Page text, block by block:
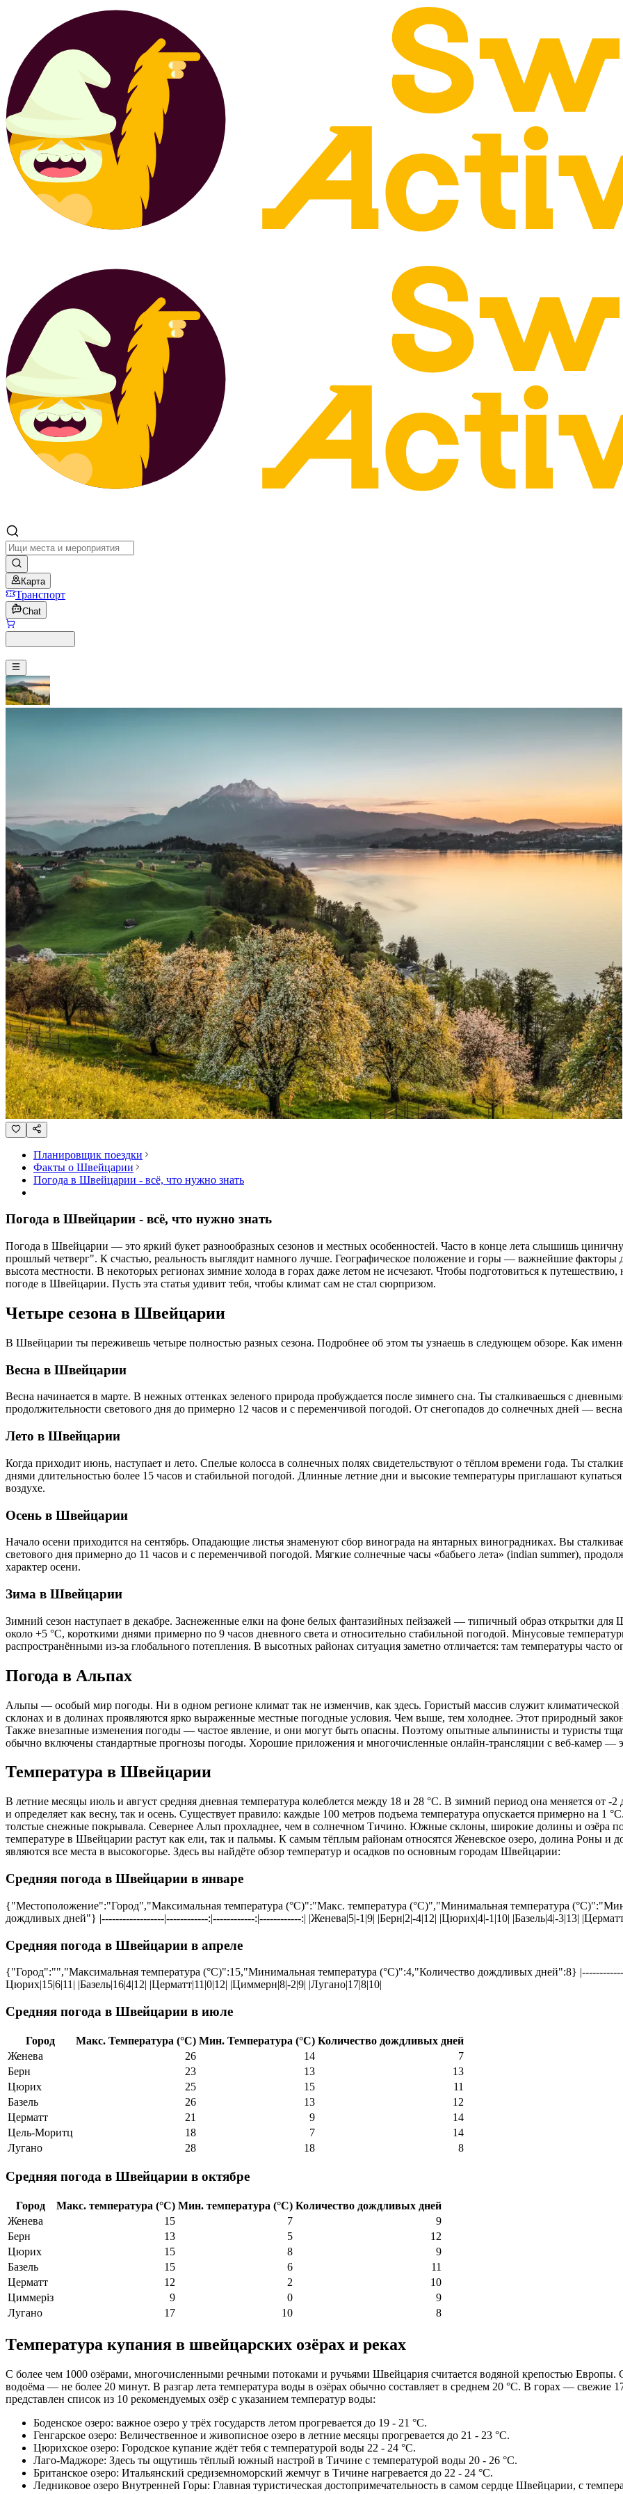
Карта
Транспорт
Chat
Планировщик поездки
Факты о Швейцарии
Погода в Швейцарии - всё, что нужно знать
Погода в Швейцарии - всё, что нужно знать
Погода в Швейцарии — это яркий букет разнообразных сезонов и местных особенностей. Часто в конце лета слышишь
прошлый четверг". К счастью, реальность выглядит намного лучше. Географическое положение и горы — важнейшие
высота местности. В некоторых регионах зимние холода в горах даже летом не исчезают. Чтобы подготовиться к
погоде в Швейцарии. Пусть эта статья удивит тебя, чтобы климат сам не стал сюрпризом.
Четыре сезона в Швейцарии
В Швейцарии ты переживешь четыре полностью разных сезона. Подробнее об этом ты узнаешь в следующем обзоре. Как
Весна в Швейцарии
Весна начинается в марте. В нежных оттенках зеленого природа пробуждается после зимнего сна. Ты сталкиваешься с
продолжительности светового дня до примерно 12 часов и с переменчивой погодой. От снегопадов до солнечных дней —
Лето в Швейцарии
Когда приходит июнь, наступает и лето. Спелые колосса в солнечных полях свидетельствуют о тёплом времени года. Ты
днями длительностью более 15 часов и стабильной погодой. Длинные летние дни и высокие температуры приглашают
воздухе.
Осень в Швейцарии
Начало осени приходится на сентябрь. Опадающие листья знаменуют сбор винограда на янтарных виноградниках. Вы
светового дня примерно до 11 часов и с переменчивой погодой. Мягкие солнечные часы «бабьего лета» (indian summer),
характер осени.
Зима в Швейцарии
Зимний сезон наступает в декабре. Заснеженные елки на фоне белых фантазийных пейзажей — типичный образ открытки
около +5 °C, короткими днями примерно по 9 часов дневного света и относительно стабильной погодой. Мінусовые
распространёнными из-за глобального потепления. В высотных районах ситуация заметно отличается: там температуры часто
Погода в Альпах
Альпы — особый мир погоды. Ни в одном регионе климат так не изменчив, как здесь. Гористый массив служит
склонах и в долинах проявляются ярко выраженные местные погодные условия. Чем выше, тем холоднее. Этот природный
Также внезапные изменения погоды — частое явление, и они могут быть опасны. Поэтому опытные альпинисты и туристы
обычно включены стандартные прогнозы погоды. Хорошие приложения и многочисленные онлайн-трансляции с веб-камер —
Температура в Швейцарии
В летние месяцы июль и август средняя дневная температура колеблется между 18 и 28 °C. В зимний период она меняется от -2
и определяет как весну, так и осень. Существует правило: каждые 100 метров подъема температура опускается примерно на 1
толстые снежные покрывала. Севернее Альп прохладнее, чем в солнечном Тичино. Южные склоны, широкие долины и озёра
температуре в Швейцарии растут как ели, так и пальмы. К самым тёплым районам относятся Женевское озеро, долина Роны
являются все места в высокогорье. Здесь вы найдёте обзор температур и осадков по основным городам Швейцарии:
Средняя погода в Швейцарии в январе
{"Местоположение":"Город","Максимальная температура (°C)":"Макс. температура (°C)","Минимальная температура
дождливых дней"} |------------------|------------:|------------:|------------:| |Женевa|5|-1|9| |Берн|2|-4|12| |Цюрих|4|-1|10| |Базель|4|-3|13|
Средняя погода в Швейцарии в апреле
{"Город":"","Максимальная температура (°C)":15,"Минимальная температура (°C)":4,"Количество дождливых дней":8}
Цюрих|15|6|11| |Базель|16|4|12| |Церматт|11|0|12| |Циммерн|8|-2|9| |Лугано|17|8|10|
Средняя погода в Швейцарии в июле
Город Макс. Температура (°C) Мин. Температура (°C) Количество дождливых дней
Женева
26 14
7
Берн
23 13
13
Цюрих
25 15
11
Базель
26 13
12
Церматт
21 9
14
Цель-Моритц
18 7
14
Лугано
28 18 8
Средняя погода в Швейцарии в октябре
Город Макс. температура (°C) Мин. температура (°C) Количество дождливых дней
Женева
15 7
9
Берн
13 5
12
Цюрих
15 8
9
Базель
15 6
11
Церматт
12 2
10
Циммеріз
9 0
9
Лугано
17 10 8
Температура купания в швейцарских озёрах и реках
С более чем 1000 озёрами, многочисленными речными потоками и ручьями Швейцария считается водяной крепостью
водоёма — не более 20 минут. В разгар лета температура воды в озёрах обычно составляет в среднем 20 °C. В горах — свежие
представлен список из 10 рекомендуемых озёр с указанием температур воды:
Боденское озеро: важное озеро у трёх государств летом прогревается до 19 - 21 °C.
Генгарское озеро: Величественное и живописное озеро в летние месяцы прогревается до 21 - 23 °C.
Цюрихское озеро: Городское купание ждёт тебя с температурой воды 22 - 24 °C.
Лаго-Маджоре: Здесь ты ощутишь тёплый южный настрой в Тичине с температурой воды 20 - 26 °C.
Британское озеро: Итальянский средиземноморский жемчуг в Тичине нагревается до 22 - 24 °C.
Ледниковое озеро Внутренней Горы: Главная туристическая достопримечательность в самом сердце Швейцарии, с